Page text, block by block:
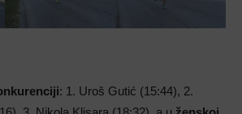
: 1. Uroš Gutić (15:44), 2.